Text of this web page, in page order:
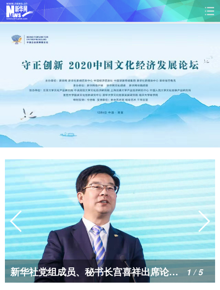
首页
娱乐 体育 人事 教育
时尚 思客 地方 法治
港澳 台湾 华人 汽车
科技 能源
图片 视频 彩票 食品
旅游 健康 信息化 数据
金融 公益 军事 无人机
富媒体 摄影 新华广播
新华电视中文 新华电视英文 返回PC
新华社党组成员、秘书长宫喜祥出席论坛并致辞 1 /5